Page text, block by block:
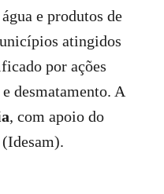
e produtos de
atingidos
por ações
desmatamento. A
, com apoio do